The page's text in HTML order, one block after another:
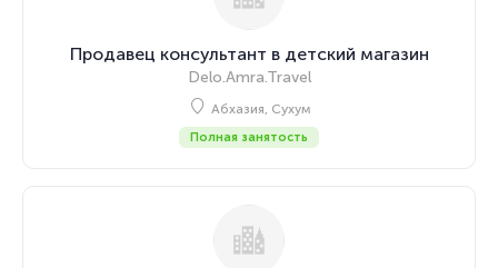
Продавец консультант в детский магазин
Delo.Amra.Travel
Абхазия, Сухум
Полная занятость